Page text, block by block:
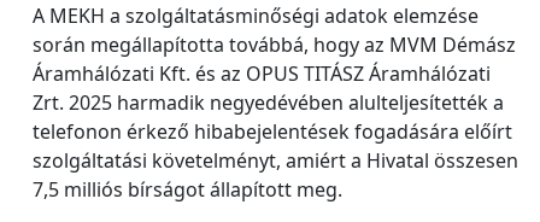
A MEKH a szolgáltatásminőségi adatok elemzése
során megállapította továbbá, hogy az MVM Démász
Áramhálózati Kft. és az OPUS TITÁSZ Áramhálózati
Zrt. 2025 harmadik negyedévében alulteljesítették a
telefonon érkező hibabejelentések fogadására előírt
szolgáltatási követelményt, amiért a Hivatal összesen
7,5 milliós bírságot állapított meg.